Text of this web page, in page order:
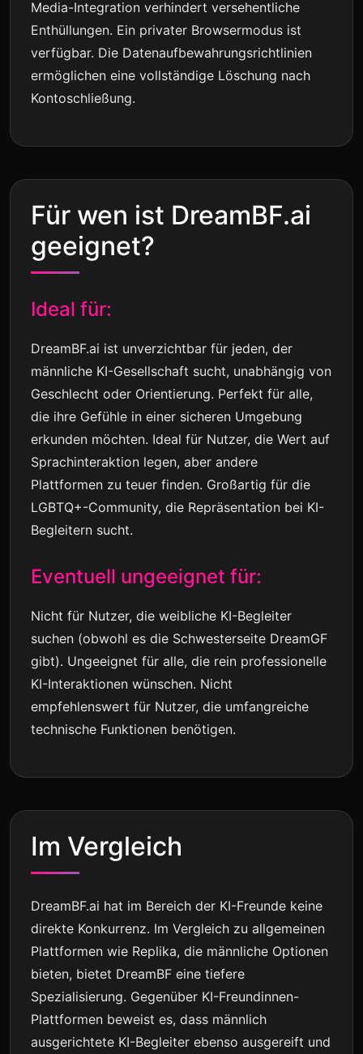
Media-Integration verhindert versehentliche
Enthüllungen. Ein privater Browsermodus ist
verfügbar. Die Datenaufbewahrungsrichtlinien
ermöglichen eine vollständige Löschung nach
Kontoschließung.
Für wen ist DreamBF.ai
geeignet?
Ideal für:
DreamBF.ai ist unverzichtbar für jeden, der
männliche KI-Gesellschaft sucht, unabhängig von
Geschlecht oder Orientierung. Perfekt für alle,
die ihre Gefühle in einer sicheren Umgebung
erkunden möchten. Ideal für Nutzer, die Wert auf
Sprachinteraktion legen, aber andere
Plattformen zu teuer finden. Großartig für die
LGBTQ+-Community, die Repräsentation bei KI-
Begleitern sucht.
Eventuell ungeeignet für:
Nicht für Nutzer, die weibliche KI-Begleiter
suchen (obwohl es die Schwesterseite DreamGF
gibt). Ungeeignet für alle, die rein professionelle
KI-Interaktionen wünschen. Nicht
empfehlenswert für Nutzer, die umfangreiche
technische Funktionen benötigen.
Im Vergleich
DreamBF.ai hat im Bereich der KI-Freunde keine
direkte Konkurrenz. Im Vergleich zu allgemeinen
Plattformen wie Replika, die männliche Optionen
bieten, bietet DreamBF eine tiefere
Spezialisierung. Gegenüber KI-Freundinnen-
Plattformen beweist es, dass männlich
ausgerichtete KI-Begleiter ebenso ausgereift und